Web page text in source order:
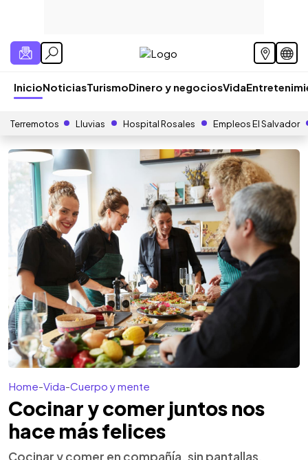
InicioNoticiasTurismoDinero y negociosVida
Terremotos Lluvias Hospital Rosales Empleos El Salvador
Home-Vida-Cuerpo y mente
Cocinar y comer juntos nos
hace más felices
Cocinar y comer en compañía, sin pantallas,